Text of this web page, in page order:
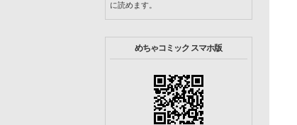
に読めます。
めちゃコミック スマホ版